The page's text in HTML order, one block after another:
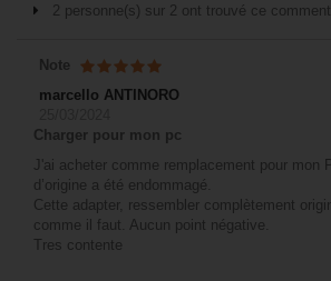
2 personne(s) sur 2 ont trouvé ce
Note
marcello ANTINORO
Charger pour mon pc
J'ai acheter comme remplacement pour mon
d’origine a été endommagé.
Cette adapter, ressembler complètement
comme il faut. Aucun point négative.
Tres contente